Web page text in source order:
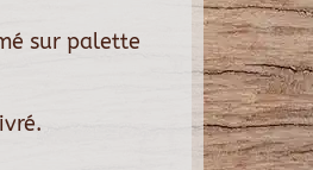
sur palette